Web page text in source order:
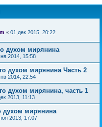
« 01 дек 2015, 20:22
духом мирянина
2014, 15:58
духом мирянина Часть 2
2014, 22:54
духом мирянина, часть 1
2013, 11:13
духом мирянина
2013, 17:07